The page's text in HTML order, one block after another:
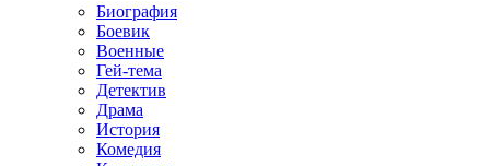
Биография
Боевик
Военные
Гей-тема
Детектив
Драма
История
Комедия